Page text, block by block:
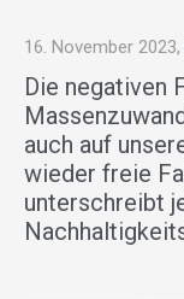
16. November 2023,
Die negativen
auch auf
wieder freie
unterschreibt